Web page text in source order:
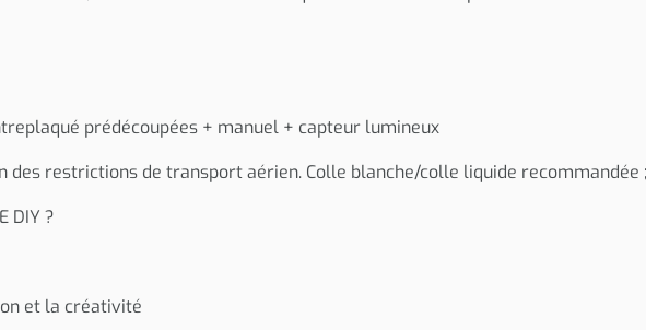
prédécoupées + manuel + capteur lumineux
des restrictions de transport aérien. Colle blanche/colle liquide recommandée
DIY ?
et la créativité